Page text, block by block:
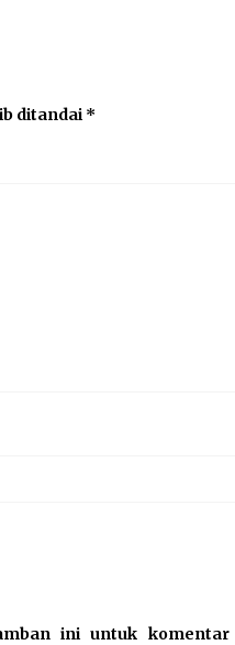
ditandai *
ini untuk komentar